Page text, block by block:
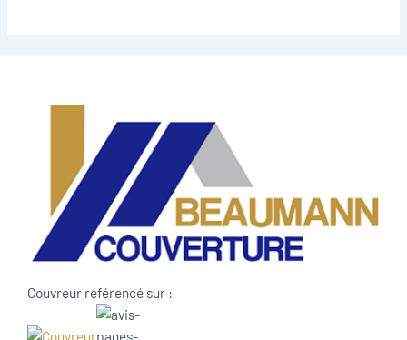
Couvreur référencé sur :